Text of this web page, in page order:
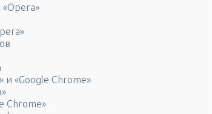
«Google Chrome»
Chrome»